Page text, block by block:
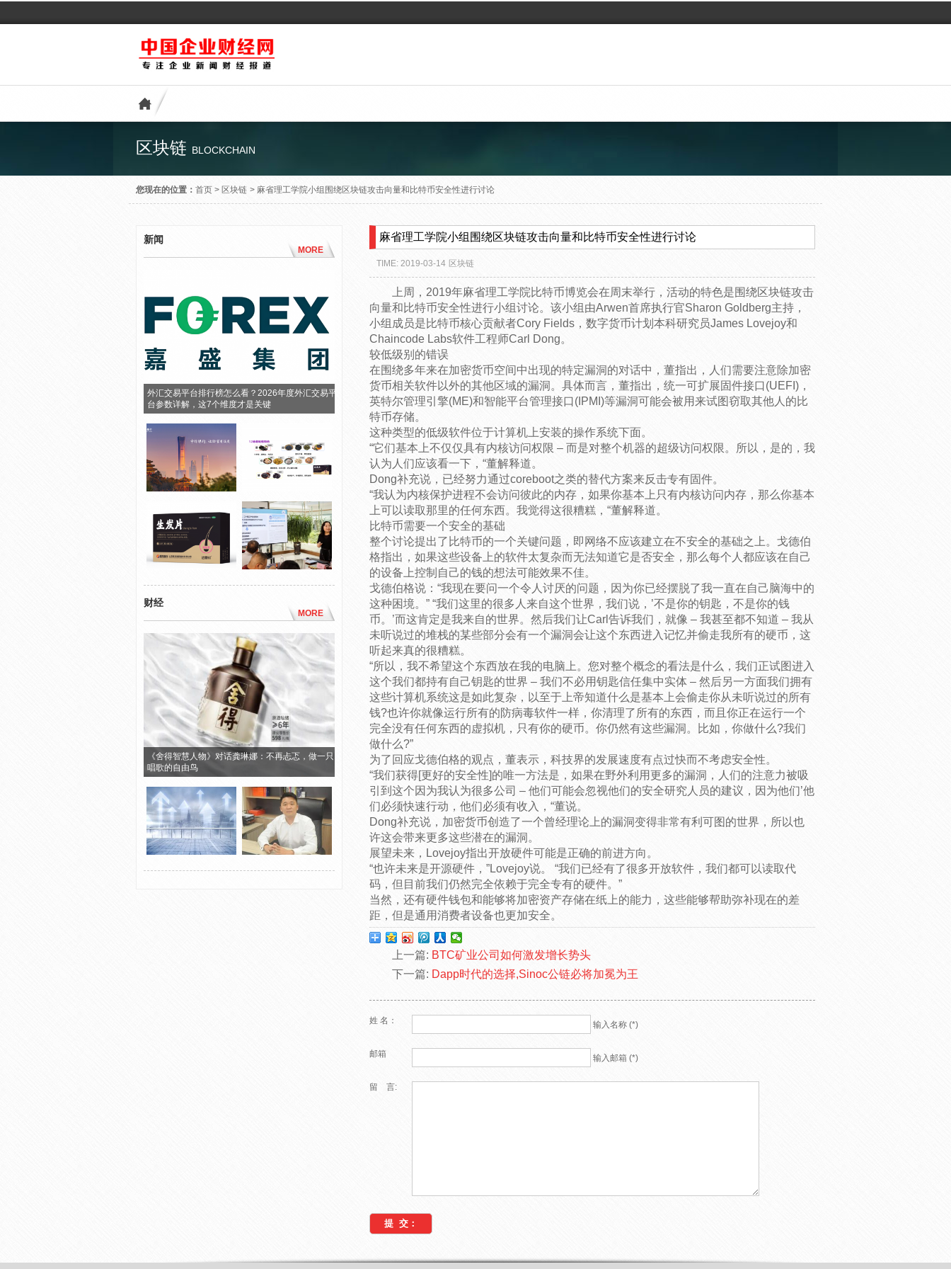
区块链 BLOCKCHAIN
您现在的位置： 首页 > 区块链 > 麻省理工学院小组围绕区块链攻击向量和比特币安全性进行讨论
新闻
MORE
外汇交易平台排行榜怎么看？2026年度外汇交易平
台参数详解，这7个维度才是关键
财经
MORE
《舍得智慧人物》对话龚琳娜：不再忐忑，做一只
唱歌的自由鸟
麻省理工学院小组围绕区块链攻击向量和比特币安全性进行讨论
TIME: 2019-03-14 区块链
上周，2019年麻省理工学院比特币博览会在周末举行，活动的特色是围绕区块链攻击
向量和比特币安全性进行小组讨论。该小组由Arwen首席执行官Sharon Goldberg主持，
小组成员是比特币核心贡献者Cory Fields，数字货币计划本科研究员James Lovejoy和
Chaincode Labs软件工程师Carl Dong。
较低级别的错误
在围绕多年来在加密货币空间中出现的特定漏洞的对话中，董指出，人们需要注意除加密
货币相关软件以外的其他区域的漏洞。具体而言，董指出，统一可扩展固件接口(UEFI)，
英特尔管理引擎(ME)和智能平台管理接口(IPMI)等漏洞可能会被用来试图窃取其他人的比
特币存储。
这种类型的低级软件位于计算机上安装的操作系统下面。
“它们基本上不仅仅具有内核访问权限 – 而是对整个机器的超级访问权限。所以，是的，我
认为人们应该看一下，“董解释道。
Dong补充说，已经努力通过coreboot之类的替代方案来反击专有固件。
“我认为内核保护进程不会访问彼此的内存，如果你基本上只有内核访问内存，那么你基本
上可以读取那里的任何东西。我觉得这很糟糕，“董解释道。
比特币需要一个安全的基础
整个讨论提出了比特币的一个关键问题，即网络不应该建立在不安全的基础之上。戈德伯
格指出，如果这些设备上的软件太复杂而无法知道它是否安全，那么每个人都应该在自己
的设备上控制自己的钱的想法可能效果不佳。
戈德伯格说：“我现在要问一个令人讨厌的问题，因为你已经摆脱了我一直在自己脑海中的
这种困境。” “我们这里的很多人来自这个世界，我们说，’不是你的钥匙，不是你的钱
币。’而这肯定是我来自的世界。然后我们让Carl告诉我们，就像 – 我甚至都不知道 – 我从
未听说过的堆栈的某些部分会有一个漏洞会让这个东西进入记忆并偷走我所有的硬币，这
听起来真的很糟糕。
“所以，我不希望这个东西放在我的电脑上。您对整个概念的看法是什么，我们正试图进入
这个我们都持有自己钥匙的世界 – 我们不必用钥匙信任集中实体 – 然后另一方面我们拥有
这些计算机系统这是如此复杂，以至于上帝知道什么是基本上会偷走你从未听说过的所有
钱?也许你就像运行所有的防病毒软件一样，你清理了所有的东西，而且你正在运行一个
完全没有任何东西的虚拟机，只有你的硬币。你仍然有这些漏洞。比如，你做什么?我们
做什么?”
为了回应戈德伯格的观点，董表示，科技界的发展速度有点过快而不考虑安全性。
“我们获得[更好的安全性]的唯一方法是，如果在野外利用更多的漏洞，人们的注意力被吸
引到这个因为我认为很多公司 – 他们可能会忽视他们的安全研究人员的建议，因为他们’他
们必须快速行动，他们必须有收入，“董说。
Dong补充说，加密货币创造了一个曾经理论上的漏洞变得非常有利可图的世界，所以也
许这会带来更多这些潜在的漏洞。
展望未来，Lovejoy指出开放硬件可能是正确的前进方向。
“也许未来是开源硬件，”Lovejoy说。 “我们已经有了很多开放软件，我们都可以读取代
码，但目前我们仍然完全依赖于完全专有的硬件。”
当然，还有硬件钱包和能够将加密资产存储在纸上的能力，这些能够帮助弥补现在的差
距，但是通用消费者设备也更加安全。
上一篇: BTC矿业公司如何激发增长势头
下一篇: Dapp时代的选择,Sinoc公链必将加冕为王
姓 名： 输入名称 (*)
邮箱 输入邮箱 (*)
留 言: